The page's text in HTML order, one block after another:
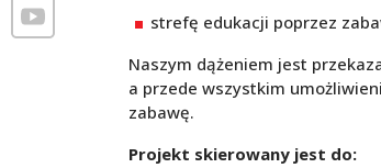
strefę edukacji poprzez
Naszym dążeniem jest
a przede wszystkim
zabawę.
Projekt skierowany jest do: